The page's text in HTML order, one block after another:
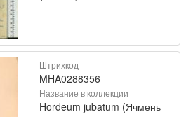
Штрихкод
MHA0288356
Название в коллекции
Hordeum jubatum (Ячмень